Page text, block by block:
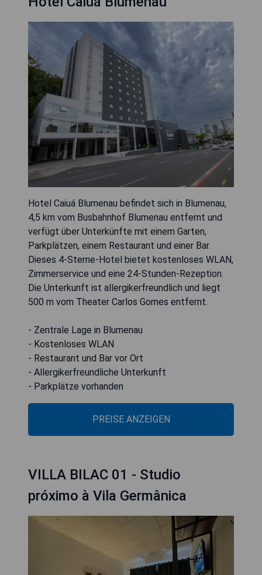
Hotel Caiuá Blumenau befindet sich in Blumenau,
4,5 km vom Busbahnhof Blumenau entfernt und
verfügt über Unterkünfte mit einem Garten,
Parkplätzen, einem Restaurant und einer Bar.
Dieses 4-Sterne-Hotel bietet kostenloses WLAN,
Zimmerservice und eine 24-Stunden-Rezeption.
Die Unterkunft ist allergikerfreundlich und liegt
500 m vom Theater Carlos Gomes entfernt.
- Zentrale Lage in Blumenau
- Kostenloses WLAN
- Restaurant und Bar vor Ort
- Allergikerfreundliche Unterkunft
- Parkplätze vorhanden
PREISE ANZEIGEN
VILLA BILAC 01 - Studio
próximo à Vila Germânica